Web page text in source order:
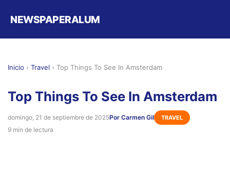
NEWSPAPERALUM
Inicio › Travel › Top Things To See In Amsterdam
Top Things To See In Amsterdam
domingo, 21 de septiembre de 2025Por Carmen Gil TRAVEL
9 min de lectura